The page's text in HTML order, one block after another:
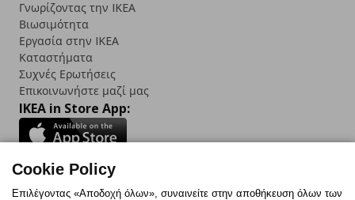
Γνωρίζοντας την IKEA
Βιωσιμότητα
Εργασία στην IKEA
Καταστήματα
Συχνές Ερωτήσεις
Επικοινωνήστε μαζί μας
IKEA in Store App:
Follow us:
Cookie Policy
Επιλέγοντας «Αποδοχή όλων», συναινείτε στην αποθήκευση όλων των